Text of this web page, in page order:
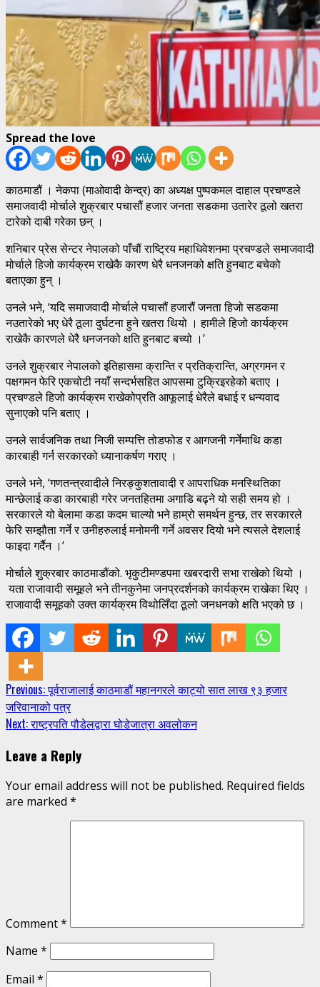
Spread the love
काठमाडौं । नेकपा (माओवादी केन्द्र) का अध्यक्ष पुष्पकमल दाहाल प्रचण्डले
समाजवादी मोर्चाले शुक्रबार पचासौं हजार जनता सडकमा उतारेर ठूलो खतरा
टारेको दाबी गरेका छन् ।
शनिबार प्रेस सेन्टर नेपालको पाँचौं राष्ट्रिय महाधिवेशनमा प्रचण्डले समाजवादी
मोर्चाले हिजो कार्यक्रम राखेकै कारण धेरै धनजनको क्षति हुनबाट बचेको
बताएका हुन् ।
उनले भने, ‘यदि समाजवादी मोर्चाले पचासौं हजारौं जनता हिजो सडकमा
नउतारेको भए धेरै ठूला दुर्घटना हुने खतरा थियो । हामीले हिजो कार्यक्रम
राखेकै कारणले धेरै धनजनको क्षति हुनबाट बच्यो ।’
उनले शुक्रबार नेपालको इतिहासमा क्रान्ति र प्रतिक्रान्ति, अग्रगमन र
पक्षगमन फेरि एकचोटी नयाँ सन्दर्भसहित आपसमा टुक्रिइरहेको बताए ।
प्रचण्डले हिजो कार्यक्रम राखेकोप्रति आफूलाई धेरैले बधाई र धन्यवाद
सुनाएको पनि बताए ।
उनले सार्वजनिक तथा निजी सम्पत्ति तोडफोड र आगजनी गर्नेमाथि कडा
कारबाही गर्न सरकारको ध्यानाकर्षण गराए ।
उनले भने, ‘गणतन्त्रवादीले निरङ्कुशतावादी र आपराधिक मनस्थितिका
मान्छेलाई कडा कारबाही गरेर जनतहितमा अगाडि बढ्ने यो सही समय हो ।
सरकारले यो बेलामा कडा कदम चाल्यो भने हाम्रो समर्थन हुन्छ, तर सरकारले
फेरि सम्झौता गर्ने र उनीहरुलाई मनोमनी गर्ने अवसर दियो भने त्यसले देशलाई
फाइदा गर्दैन ।’
मोर्चाले शुक्रबार काठमाडौंको. भृकुटीमण्डपमा खबरदारी सभा राखेको थियो ।
यता राजावादी समूहले भने तीनकुनेमा जनप्रदर्शनको कार्यक्रम राखेका थिए ।
राजावादी समूहको उक्त कार्यक्रम विथोलिँदा ठूलो जनधनको क्षति भएको छ ।
Continue
Reading
Previous:पूर्वराजालाई काठमाडौं महानगरले काट्यो सात लाख ९३ हजार
जरिवानाको पत्र
Next:राष्ट्रपति पौडेलद्वारा घोडेजात्रा अवलोकन
Leave a Reply
Your email address will not be published. Required fields
are marked *
Comment*
Name *
Email *